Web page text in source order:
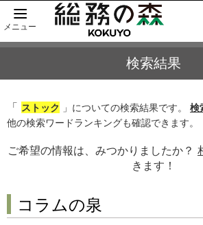
メニュー
検索結果
「 ストック 」についての検索結果です。 検
他の検索ワードランキングも確認できます。
ご希望の情報は、みつかりましたか？
きます！
コラムの泉